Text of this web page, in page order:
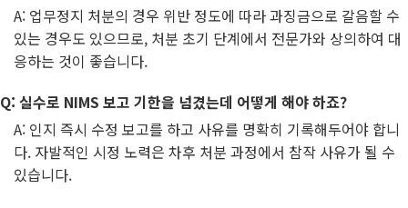
A: 업무정지 처분의 경우 위반 정도에 따라 과징금으로 갈음할 수
있는 경우도 있으므로, 처분 초기 단계에서 전문가와 상의하여 대
응하는 것이 좋습니다.
Q: 실수로 NIMS 보고 기한을 넘겼는데 어떻게 해야 하죠?
A: 인지 즉시 수정 보고를 하고 사유를 명확히 기록해두어야 합니
다. 자발적인 시정 노력은 차후 처분 과정에서 참작 사유가 될 수
있습니다.